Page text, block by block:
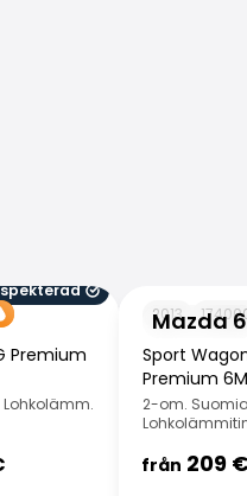
Premium
Mazda 6
2013
Sport
Premium
2-om.
från 209